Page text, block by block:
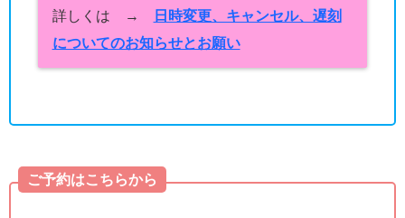
詳しくは →
日時変更、キャンセル、遅刻
についてのお知らせとお願い
ご予約はこちらから